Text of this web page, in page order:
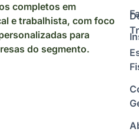
completos em
e trabalhista, com foco
para
do segmento.